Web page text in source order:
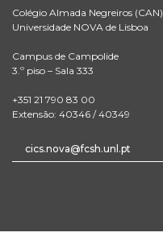
Colégio Almada Negreiros (CAN)
Universidade NOVA de Lisboa
Campus de Campolide
3.º piso – Sala 333
+351 21 790 83 00
Extensão: 40346 / 40349
cics.nova@fcsh.unl.pt